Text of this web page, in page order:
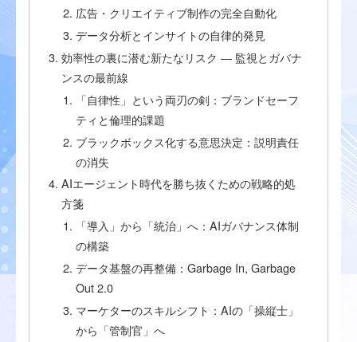
広告・クリエイティブ制作の完全自動化
データ分析とインサイトの自律的発見
効率性の裏に潜む新たなリスク ― 監視とガバナ
ンスの最前線
「自律性」という両刃の剣：ブランドセーフ
ティと倫理的課題
ブラックボックス化する意思決定：説明責任
の消失
AIエージェント時代を勝ち抜くための戦略的処
方箋
「導入」から「統治」へ：AIガバナンス体制
の構築
データ基盤の再整備：Garbage In, Garbage
Out 2.0
マーケターのスキルシフト：AIの「操縦士」
から「管制官」へ